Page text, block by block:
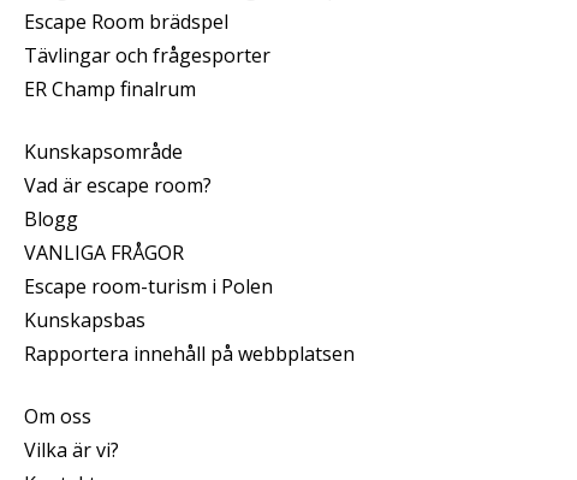
Escape Room brädspel
Tävlingar och frågesporter
ER Champ finalrum
Kunskapsområde
Vad är escape room?
Blogg
VANLIGA FRÅGOR
Escape room-turism i Polen
Kunskapsbas
Rapportera innehåll på webbplatsen
Om oss
Vilka är vi?